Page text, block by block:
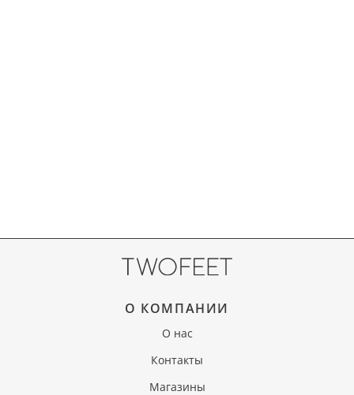
О КОМПАНИИ
О нас
Контакты
Магазины